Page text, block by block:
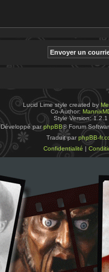
Lucid Lime style created by
Co-Author:
Style Version: 1.2.1
Développé parphpBB® Forum
Traduit par phpBB-
Confidentialité |